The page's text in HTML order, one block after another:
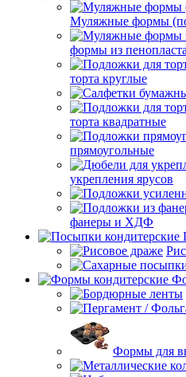
Муляжные формы
формы из пенопласта
торта круглые
торта квадратные
прямоугольные
укрепления ярусов
фанеры и ХДФ
Формы для